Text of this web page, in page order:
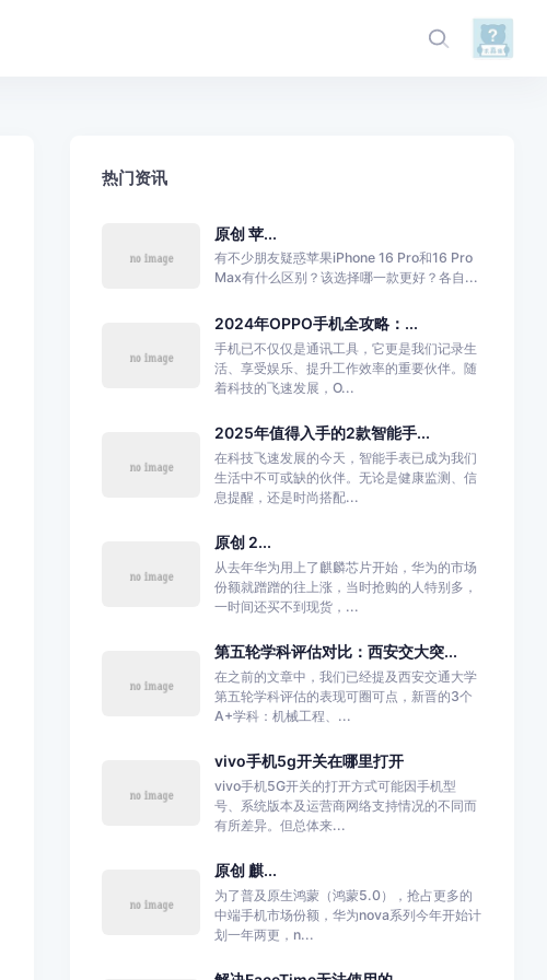
热门资讯
原创 苹...
有不少朋友疑惑苹果iPhone 16 Pro和16 Pro
Max有什么区别？该选择哪一款更好？各自...
2024年OPPO手机全攻略：...
手机已不仅仅是通讯工具，它更是我们记录生
活、享受娱乐、提升工作效率的重要伙伴。随
着科技的飞速发展，O...
2025年值得入手的2款智能手...
在科技飞速发展的今天，智能手表已成为我们
生活中不可或缺的伙伴。无论是健康监测、信
息提醒，还是时尚搭配...
原创 2...
从去年华为用上了麒麟芯片开始，华为的市场
份额就蹭蹭的往上涨，当时抢购的人特别多，
一时间还买不到现货，...
第五轮学科评估对比：西安交大突...
在之前的文章中，我们已经提及西安交通大学
第五轮学科评估的表现可圈可点，新晋的3个
A+学科：机械工程、...
vivo手机5g开关在哪里打开
vivo手机5G开关的打开方式可能因手机型
号、系统版本及运营商网络支持情况的不同而
有所差异。但总体来...
原创 麒...
为了普及原生鸿蒙（鸿蒙5.0），抢占更多的
中端手机市场份额，华为nova系列今年开始计
划一年两更，n...